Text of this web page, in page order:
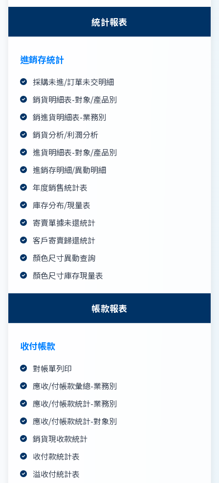
統計報表
進銷存統計
採購未進/訂單未交明細
銷貨明細表-對象/產品別
銷進貨明細表-業務別
銷貨分析/利潤分析
進貨明細表-對象/產品別
進銷存明細/異動明細
年度銷售統計表
庫存分布/現量表
寄賣單據未還統計
客戶寄賣歸還統計
顏色尺寸異動查詢
顏色尺寸庫存現量表
帳款報表
收付帳款
對帳單列印
應收/付帳款彙總-業務別
應收/付帳款統計-業務別
應收/付帳款統計-對象別
銷貨現收款統計
收付款統計表
溢收付統計表